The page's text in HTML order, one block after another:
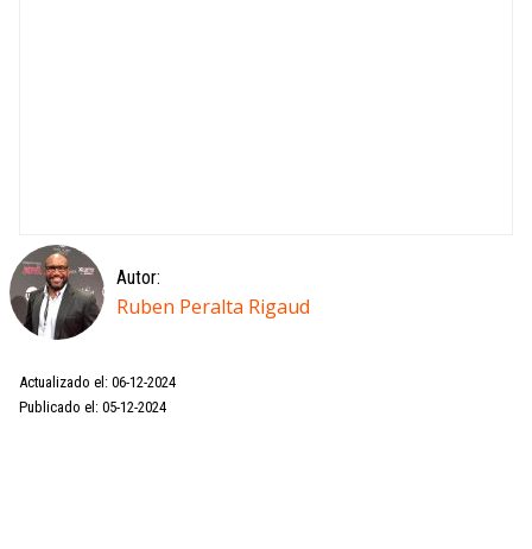
Autor:
Ruben Peralta Rigaud
Actualizado el: 06-12-2024
Publicado el: 05-12-2024